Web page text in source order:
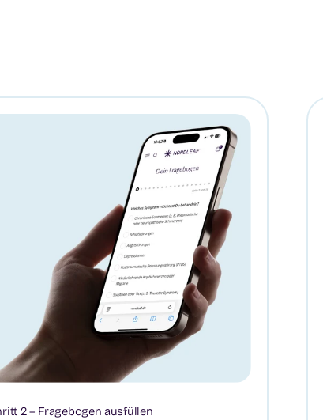
2 – Fragebogen ausfüllen